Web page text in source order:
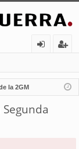
nt
ifi
ca
ist
ra
la 2GM